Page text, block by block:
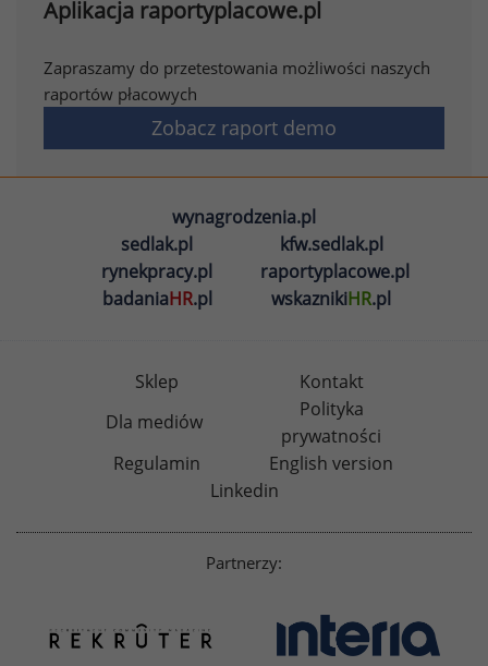
Aplikacja raportyplacowe.pl
Zapraszamy do przetestowania możliwości naszych
raportów płacowych
Zobacz raport demo
wynagrodzenia.pl
sedlak.pl
kfw.sedlak.pl
rynekpracy.pl
raportyplacowe.pl
badaniaHR.pl wskaznikiHR.pl
Sklep
Kontakt
Dla mediów
Polityka
prywatności
Regulamin
English version
Linkedin
Partnerzy: